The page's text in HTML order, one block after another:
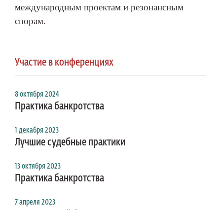
международным проектам и резонансным
спорам.
Участие в конференциях
8 октября 2024
Практика банкротства
1 декабря 2023
Лучшие судебные практики
13 октября 2023
Практика банкротства
7 апреля 2023